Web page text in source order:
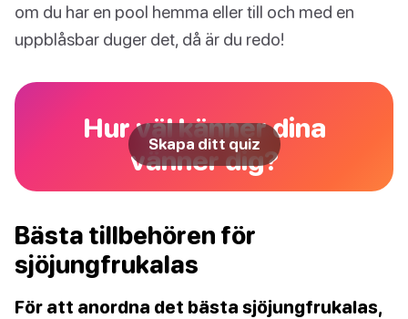
om du har en pool hemma eller till och med en
uppblåsbar duger det, då är du redo!
Hur väl känner dina
vänner dig?
Skapa ditt quiz
Bästa tillbehören för
sjöjungfrukalas
För att anordna det bästa sjöjungfrukalas,